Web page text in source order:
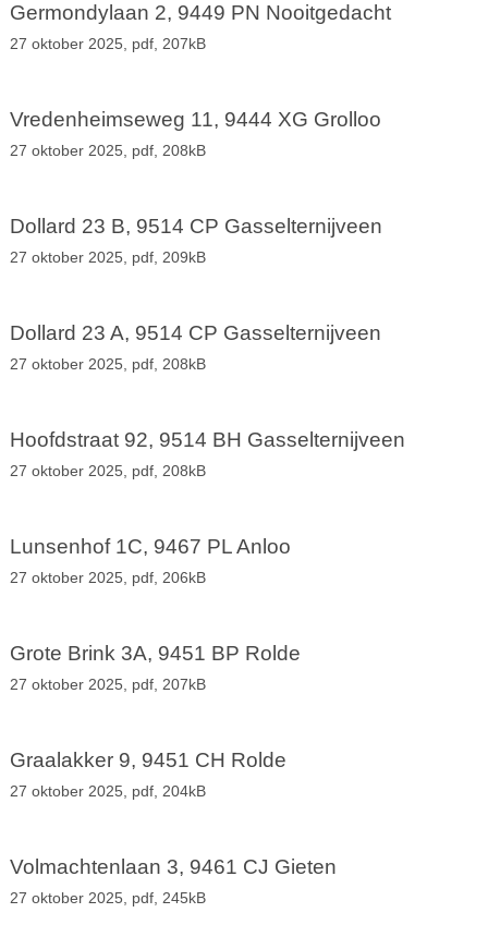
Germondylaan 2, 9449 PN Nooitgedacht
27 oktober 2025, pdf, 207kB
Vredenheimseweg 11, 9444 XG Grolloo
27 oktober 2025, pdf, 208kB
Dollard 23 B, 9514 CP Gasselternijveen
27 oktober 2025, pdf, 209kB
Dollard 23 A, 9514 CP Gasselternijveen
27 oktober 2025, pdf, 208kB
Hoofdstraat 92, 9514 BH Gasselternijveen
27 oktober 2025, pdf, 208kB
Lunsenhof 1C, 9467 PL Anloo
27 oktober 2025, pdf, 206kB
Grote Brink 3A, 9451 BP Rolde
27 oktober 2025, pdf, 207kB
Graalakker 9, 9451 CH Rolde
27 oktober 2025, pdf, 204kB
Volmachtenlaan 3, 9461 CJ Gieten
27 oktober 2025, pdf, 245kB